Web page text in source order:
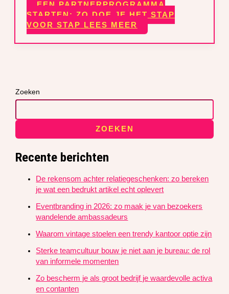
EEN PARTNERPROGRAMMA
STARTEN: ZO DOE JE HET STAP
VOOR STAP
LEES MEER
Zoeken
ZOEKEN
Recente berichten
De rekensom achter relatiegeschenken: zo bereken
je wat een bedrukt artikel echt oplevert
Eventbranding in 2026: zo maak je van bezoekers
wandelende ambassadeurs
Waarom vintage stoelen een trendy kantoor optie zijn
Sterke teamcultuur bouw je niet aan je bureau: de rol
van informele momenten
Zo bescherm je als groot bedrijf je waardevolle activa
en contanten